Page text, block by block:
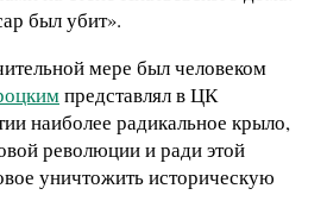
был убит».
мере был человеком
представлял в ЦК
наиболее радикальное крыло,
революции и ради этой
уничтожить историческую